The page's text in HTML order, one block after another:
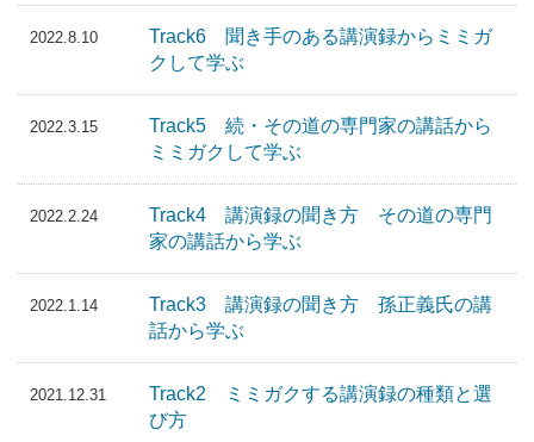
2022.8.10
Track6 聞き手のある講演録からミミガ
クして学ぶ
2022.3.15
Track5 続・その道の専門家の講話から
ミミガクして学ぶ
2022.2.24
Track4 講演録の聞き方 その道の専門
家の講話から学ぶ
2022.1.14
Track3 講演録の聞き方 孫正義氏の講
話から学ぶ
2021.12.31
Track2 ミミガクする講演録の種類と選
び方